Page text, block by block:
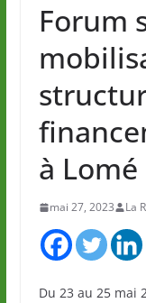
Forum
à Lomé
mai 27, 2023 La
Du 23 au 25 mai